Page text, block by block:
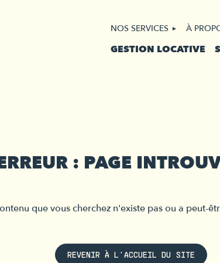
NOS SERVICES À
GESTION LOCATIVE
: PAGE
que vous cherchez n'existe pas ou a peut-
REVENIR À L'ACCUEIL DU SITE